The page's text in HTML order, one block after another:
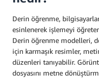
Derin öğrenme,
esinlenerek işlemeyi
Derin öğrenme modelleri,
için karmaşık resimler,
düzenleri tanıyabilir.
dosyasını metne